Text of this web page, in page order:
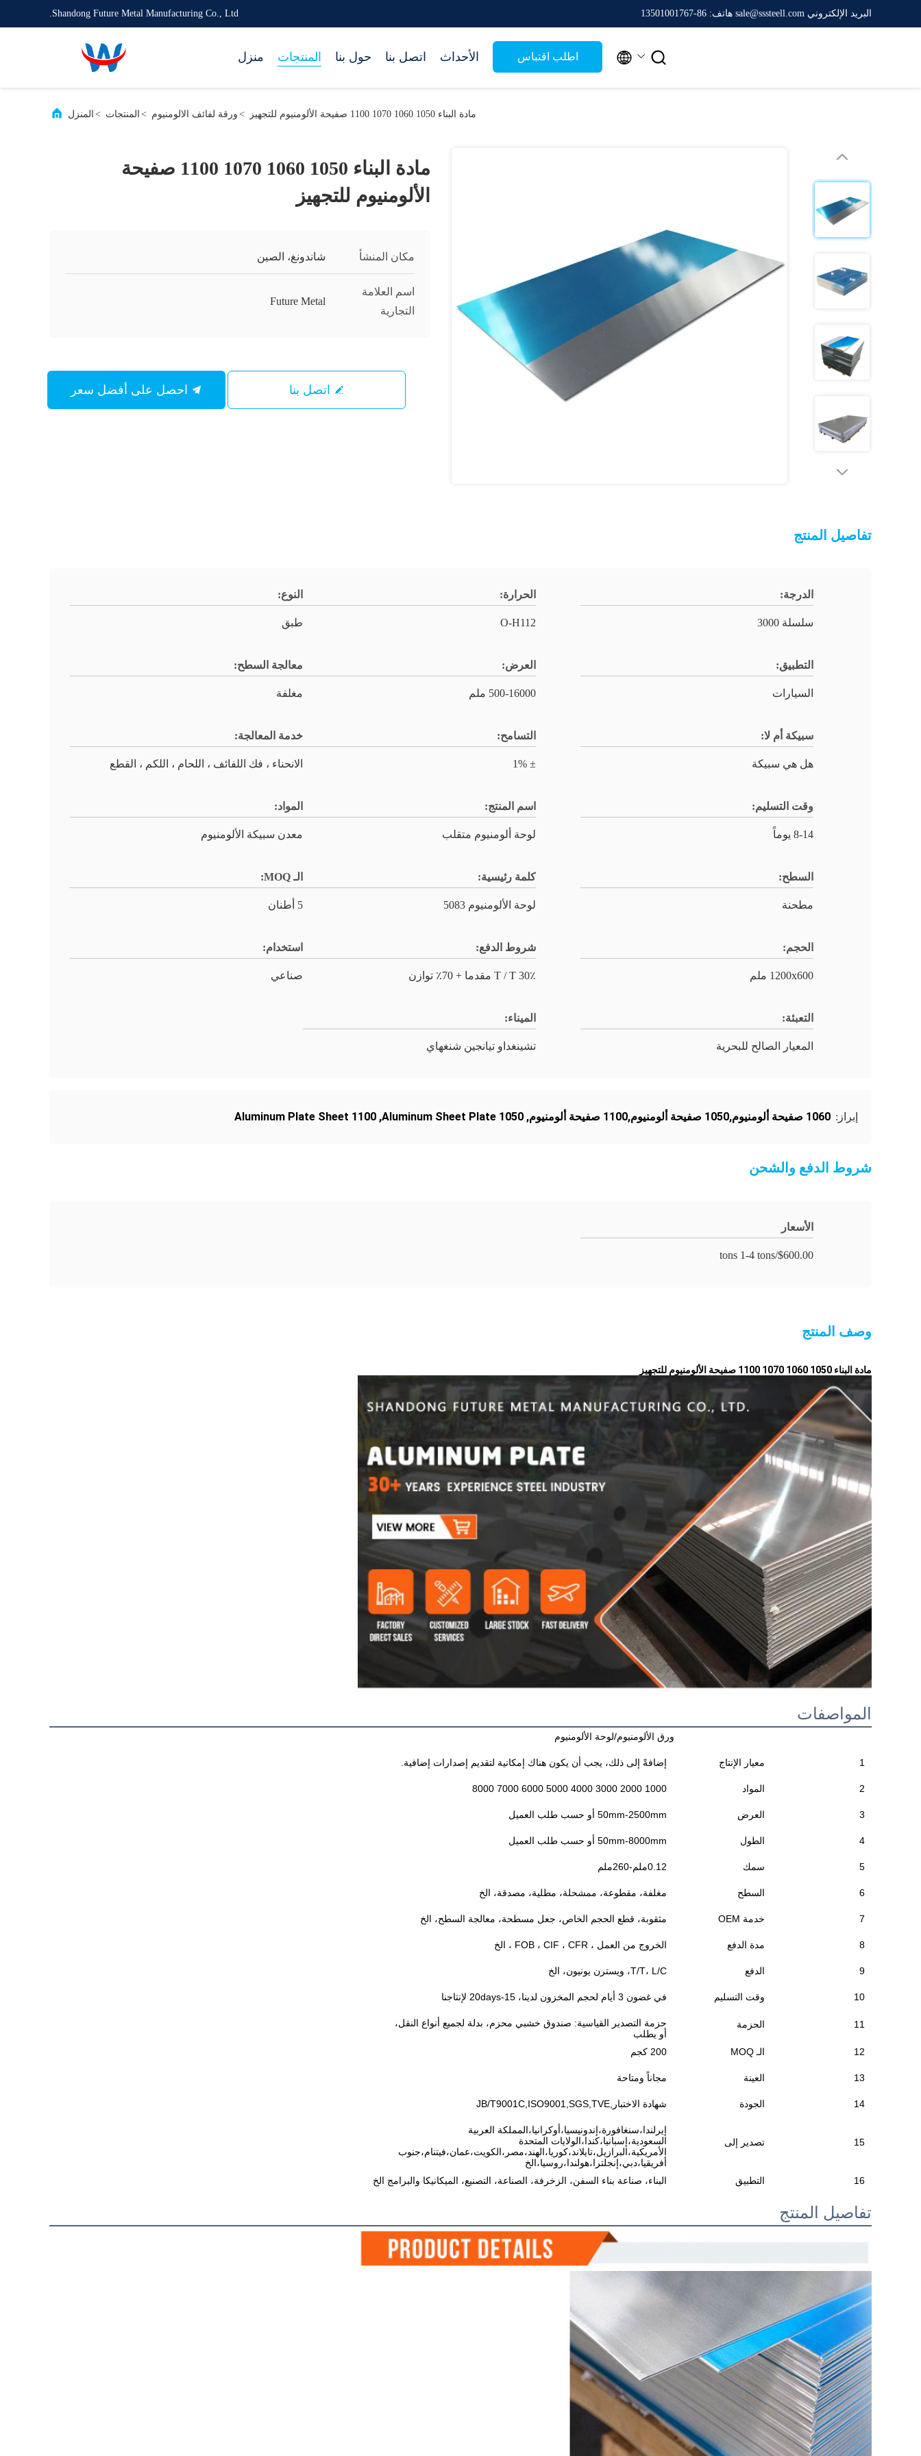
Shandong Future Metal Manufacturing Co., Ltd. البريد الإلكتروني sale@sssteell.com هاتف: 86-13501001767
منزل المنتجات حول بنا اتصل بنا الأحداث اطلب اقتباس  
المنزل > المنتجات > ورقة لفائف الالومنيوم > مادة البناء 1050 1060 1070 1100 صفيحة الألومنيوم للتجهيز
مادة البناء 1050 1060 1070 1100 صفيحة
الألومنيوم للتجهيز
مكان المنشأ شاندونغ، الصين
اسم العلامة
التجارية
Future Metal
اتصل بنا
تفاصيل المنتج
الدرجة:
سلسلة 3000
الحرارة:
O-H112
النوع:
طبق
التطبيق:
السيارات
العرض:
500-16000 ملم
معالجة السطح:
مغلفة
سبيكة أم لا:
هل هي سبيكة
التسامح:
± 1%
خدمة المعالجة:
الانحناء ، فك اللفائف ، اللحام ، اللكم ، القطع
وقت التسليم:
8-14 يوماً
اسم المنتج:
لوحة ألومنيوم متقلب
المواد:
معدن سبيكة الألومنيوم
السطح:
مطحنة
كلمة رئيسية:
لوحة الألومنيوم 5083
الـ MOQ:
5 أطنان
الحجم:
1200x600 ملم
شروط الدفع:
30٪ T / T مقدما + 70٪ توازن
استخدام:
صناعي
التعبئة:
المعيار الصالح للبحرية
الميناء:
تشينغداو تيانجين شنغهاي
إبراز: 1060 صفيحة ألومنيوم,1050 صفيحة ألومنيوم,1100 صفيحة ألومنيوم ,
1050 Aluminum Sheet Plate
,
1100 Aluminum Plate Sheet
شروط الدفع والشحن
الأسعار
$600.00/tons 1-4 tons
وصف المنتج
مادة البناء 1050 1060 1070 1100 صفيحة الألومنيوم للتجهيز
المواصفات
ورق الألومنيوم/لوحة الألومنيوم
1 معيار الإنتاج إضافةً إلى ذلك، يجب أن يكون هناك إمكانية لتقديم إصدارات إضافية.
2 المواد 1000 2000 3000 4000 5000 6000 7000 8000
3 العرض 50mm-2500mm أو حسب طلب العميل
4 الطول 50mm-8000mm أو حسب طلب العميل
5 سمك 0.12ملم-260ملم
6 السطح مغلفة، مقطوعة، ممشحلة، مطلية، مصدقة، الخ
7 خدمة OEM مثقوبة، قطع الحجم الخاص، جعل مسطحة، معالجة السطح، الخ
8 مدة الدفع الخروج من العمل ، FOB ، CIF ، CFR ، الخ
9 الدفع T/T، L/C، ويسترن يونيون، الخ
10 وقت التسليم في غضون 3 أيام لحجم المخزون لدينا، 15-20days لإنتاجنا
11 الحزمة
حزمة التصدير القياسية: صندوق خشبي محزم، بدلة لجميع أنواع النقل،
أو يطلب
12
الـ MOQ 200 كجم
13 العينة مجاناً ومتاحة
14 الجودة شهادة الاختبار,JB/T9001C,ISO9001,SGS,TVE
15 تصدير إلى
إيرلندا،سنغافورة،إندونيسيا،أوكرانيا،المملكة العربية
السعودية،إسبانيا،كندا،الولايات المتحدة
الأمريكية،البرازيل،تايلاند،كوريا،الهند،مصر،الكويت،عمان،فيتنام،جنوب
أفريقيا،دبي،إنجلترا،هولندا،روسيا،الخ
16
التطبيق البناء، صناعة بناء السفن، الزخرفة، الصناعة، التصنيع، الميكانيكا والبرامج الخ
تفاصيل المنتج